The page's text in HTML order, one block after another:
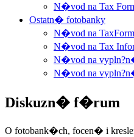
N�vod na Tax
Ostatn� fotobanky
N�vod na
N�vod na Tax
N�vod na
N�vod na
Diskuzn� f�rum
O fotobank�ch, focen� i